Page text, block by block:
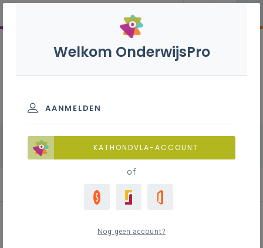
finaliteit
alle onderdelen Chemie
Fysica
Biologie
Achtergrond
Welkom OnderwijsPro
AANMELDEN
KATHONDVLA-ACCOUNT
of
Nog geen account?